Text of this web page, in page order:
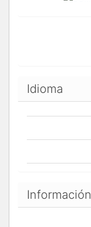
Idioma
Información